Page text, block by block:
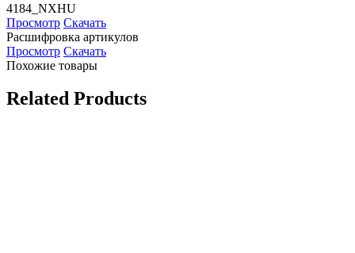
4184_NXHU
Просмотр Скачать
Расшифровка артикулов
Просмотр Скачать
Похожие товары
Related Products